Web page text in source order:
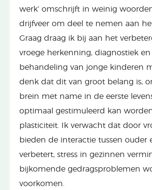
werk’ omschrijft in weinig
drijfveer om deel te nemen aan
Graag draag ik bij aan het
vroege herkenning, diagnostiek en
behandeling van jonge kinderen
denk dat dit van groot belang is,
brein met name in de eerste
optimaal gestimuleerd kan
plasticiteit. Ik verwacht dat door
bieden de interactie tussen ouder
verbetert, stress in gezinnen
bijkomende gedragsproblemen
voorkomen.